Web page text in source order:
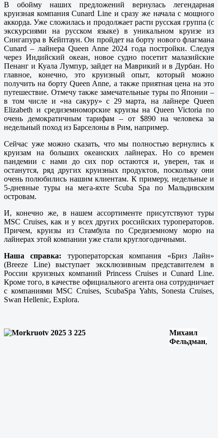
В обойму наших предложений вернулась легендарная
круизная компания Cunard Line и сразу же начала с мощного
аккорда. Уже сложилась и продолжает расти русская группа (с
экскурсиями на русском языке) в уникальном круизе из
Сингапура в Кейптаун. Он пройдет на борту нового флагмана
Cunard – лайнера Queen Anne 2024 года постройки. Следуя
через Индийский океан, новое судно посетит малазийские
Пенанг и Куала Лумпур, зайдет на Маврикий и в Дурбан. Но
главное, конечно, это круизный опыт, который можно
получить на борту Queen Anne, а также приятная цена на это
путешествие. Отмечу также замечательные туры по Японии –
в том числе и «на сакуру» с 29 марта, на лайнере Queen
Elizabeth и средиземноморские круизы на Queen Victoria по
очень демократичным тарифам – от $890 на человека за
недельный поход из Барселоны в Рим, например.
Сейчас уже можно сказать, что мы полностью вернулись к
круизам на больших океанских лайнерах. Но со времен
пандемии с нами до сих пор остаются и, уверен, так и
останутся, ряд других круизных продуктов, поскольку они
очень полюбились нашим клиентам. К примеру, недельные и
5-дневные туры на мега-яхте Scuba Spa по Мальдивским
островам.
И, конечно же, в нашем ассортименте присутствуют туры
MSC Cruises, как и у всех других российских туроператоров.
Причем, круизы из Стамбула по Средиземному морю на
лайнерах этой компании уже стали круглогодичными.
Наша справка: туроператорская компания «Бриз Лайн»
(Breeze Line) выступает эксклюзивным представителем в
России круизных компаний Princess Cruises и Cunard Line.
Кроме того, в качестве официального агента она сотрудничает
с компаниями MSC Cruises, ScubaSpa Yahts, Sonesta Cruises,
Swan Hellenic, Explora.
Михаил
Фельдман,